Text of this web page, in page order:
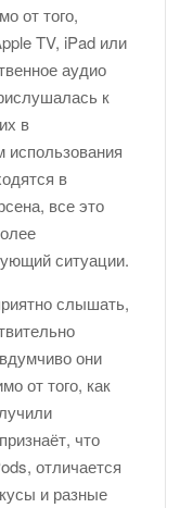
от того,
TV, iPad или
аудио
к
в
использования
в
все это
ситуации.
слышать,
они
от того, как
что
отличается
и разные